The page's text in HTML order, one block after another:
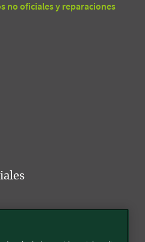
no oficiales y reparaciones